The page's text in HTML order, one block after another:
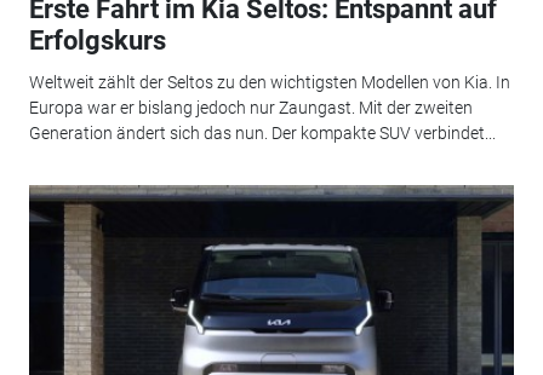
Erste Fahrt im Kia Seltos: Entspannt auf
Erfolgskurs
Weltweit zählt der Seltos zu den wichtigsten Modellen von Kia. In
Europa war er bislang jedoch nur Zaungast. Mit der zweiten
Generation ändert sich das nun. Der kompakte SUV verbindet...